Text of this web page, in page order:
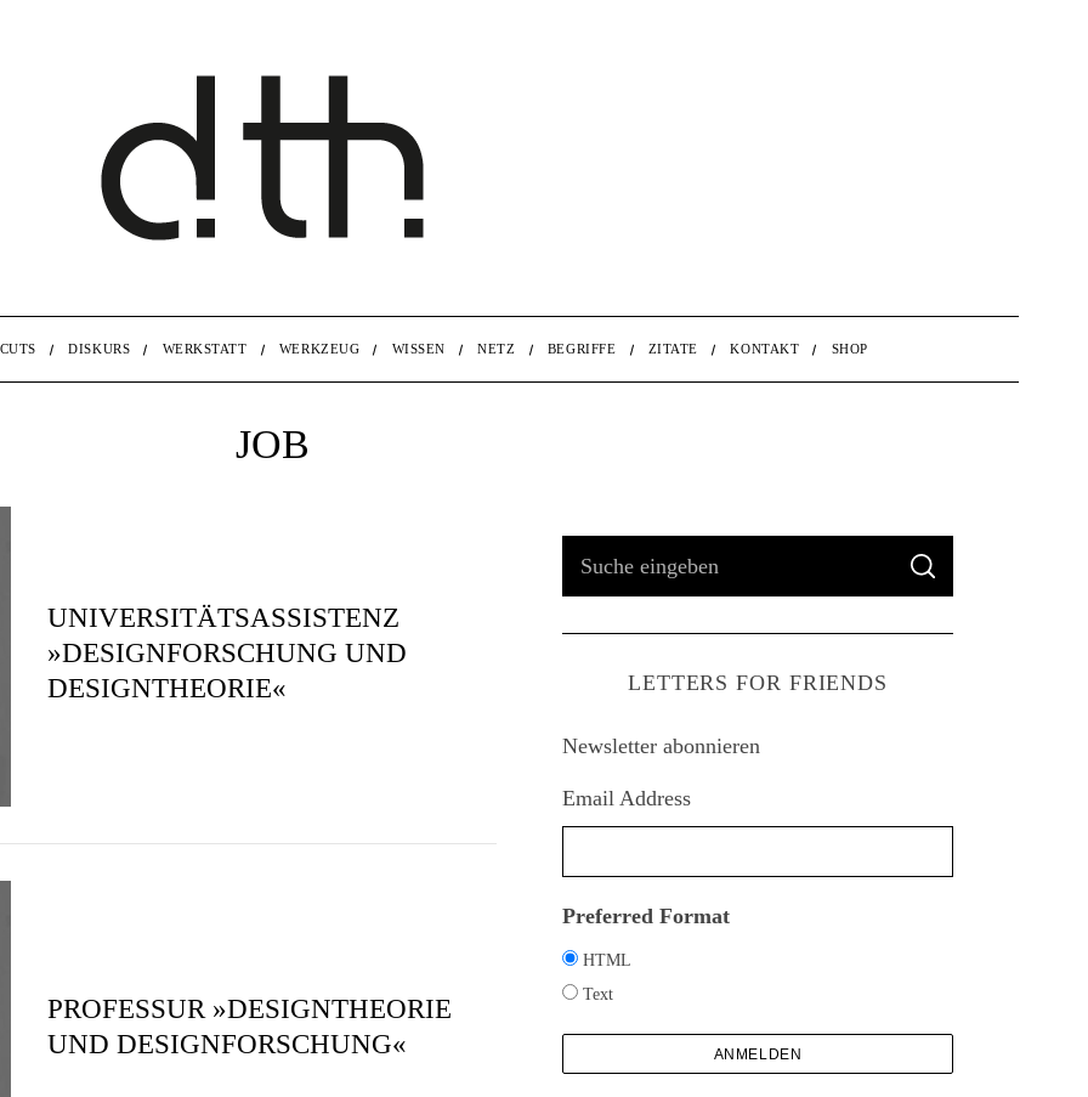
DISKURS WERKSTATT WERKZEUG WISSEN NETZ BEGRIFFE ZITATE KONTAKT SHOP
JOB
UNIVERSITÄTSASSISTENZ
»DESIGNFORSCHUNG UND
DESIGNTHEORIE«
PROFESSUR »DESIGNTHEORIE
UND DESIGNFORSCHUNG«
a
c
h
S
C
E
LETTERS FOR FRIENDS
Newsletter abonnieren
Email Address
Preferred Format
HTML
Text